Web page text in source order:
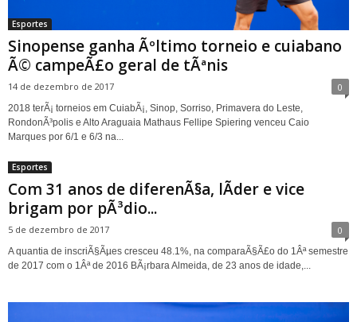
Esportes
Sinopense ganha Ãºltimo torneio e cuiabano
Ã© campeÃ£o geral de tÃªnis
14 de dezembro de 2017 0
2018 terÃ¡ torneios em CuiabÃ¡, Sinop, Sorriso, Primavera do Leste,
RondonÃ³polis e Alto Araguaia Mathaus Fellipe Spiering venceu Caio
Marques por 6/1 e 6/3 na...
Esportes
Com 31 anos de diferenÃ§a, lÃ­der e vice
brigam por pÃ³dio...
5 de dezembro de 2017 0
A quantia de inscriÃ§Ãµes cresceu 48.1%, na comparaÃ§Ã£o do 1Âª semestre
de 2017 com o 1Âª de 2016 BÃ¡rbara Almeida, de 23 anos de idade,...